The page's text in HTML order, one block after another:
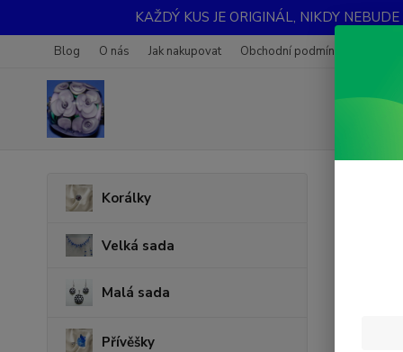
KAŽDÝ KUS JE ORIGINÁL, NIKDY
Blog O nás Jak nakupovat Obchodní podmínky
Korálky
Velká sada
Malá sada
Přívěšky